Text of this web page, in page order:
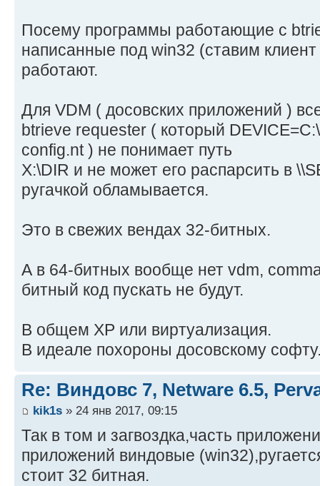
Посему программы работающие с
написанные под win32 (ставим
работают.
Для VDM ( досовских приложений )
btrieve requester ( который
config.nt ) не понимает путь
X:\DIR и не может его распарсить в
ругачкой обламывается.
Это в свежих вендах 32-битных.
А в 64-битных вообще нет vdm,
битный код пускать не будут.
В общем XP или виртуализация.
В идеале похороны досовскому
Re: Виндовс 7, Netware 6.5,
kik1s » 24 янв 2017, 09:15
Так в том и загвоздка,часть
приложений виндовые
стоит 32 битная.